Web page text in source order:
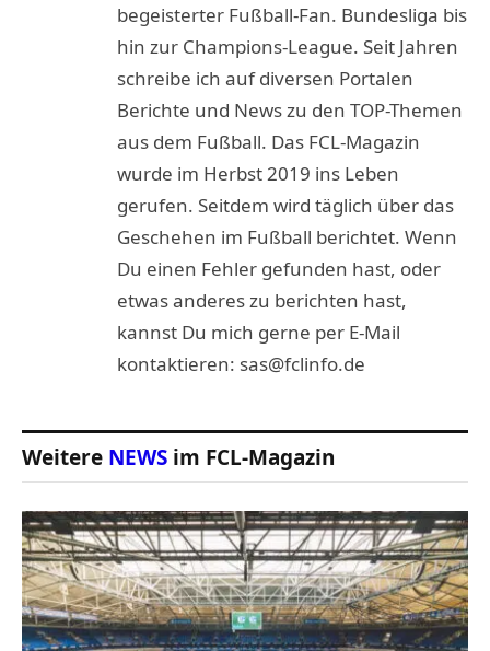
begeisterter Fußball-Fan. Bundesliga bis
hin zur Champions-League. Seit Jahren
schreibe ich auf diversen Portalen
Berichte und News zu den TOP-Themen
aus dem Fußball. Das FCL-Magazin
wurde im Herbst 2019 ins Leben
gerufen. Seitdem wird täglich über das
Geschehen im Fußball berichtet. Wenn
Du einen Fehler gefunden hast, oder
etwas anderes zu berichten hast,
kannst Du mich gerne per E-Mail
kontaktieren: sas@fclinfo.de
Weitere NEWS im FCL-Magazin